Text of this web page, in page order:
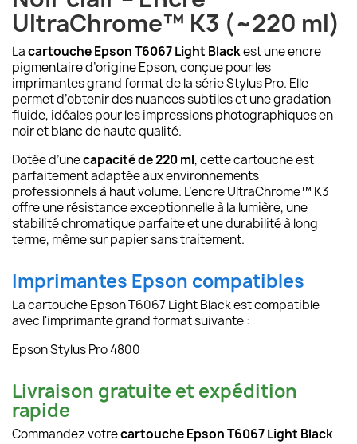
UltraChrome™ K3 (~220 ml)
Lacartouche Epson T6067 Light Blackest une encre
pigmentaire d’origine Epson, conçue pour les
imprimantes grand format de la série Stylus Pro. Elle
permet d’obtenir des nuances subtiles et une gradation
fluide, idéales pour les impressions photographiques en
noir et blanc de haute qualité.
Dotée d’unecapacité de 220 ml, cette cartouche est
parfaitement adaptée aux environnements
professionnels à haut volume. L’encre UltraChrome™ K3
offre une résistance exceptionnelle à la lumière, une
stabilité chromatique parfaite et une durabilité à long
terme, même sur papier sans traitement.
Imprimantes Epson compatibles
La cartouche Epson T6067 Light Black est compatible
avec l'imprimante grand format suivante :
Epson Stylus Pro 4800
Livraison gratuite et expédition
rapide
Commandez votrecartouche Epson T6067 Light Black